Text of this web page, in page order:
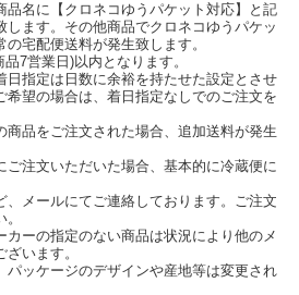
名に【クロネコゆうパケット対応】と記
ます。その他商品でクロネコゆうパケッ
宅配便送料が発生致します。
7営業日)以内となります。
指定は日数に余裕を持たせた設定とさせ
希望の場合は、着日指定なしでのご注文を
品をご注文された場合、追加送料が発生
注文いただいた場合、基本的に冷蔵便に
メールにてご連絡しております。ご注文
ーの指定のない商品は状況により他のメ
います。
ッケージのデザインや産地等は変更され